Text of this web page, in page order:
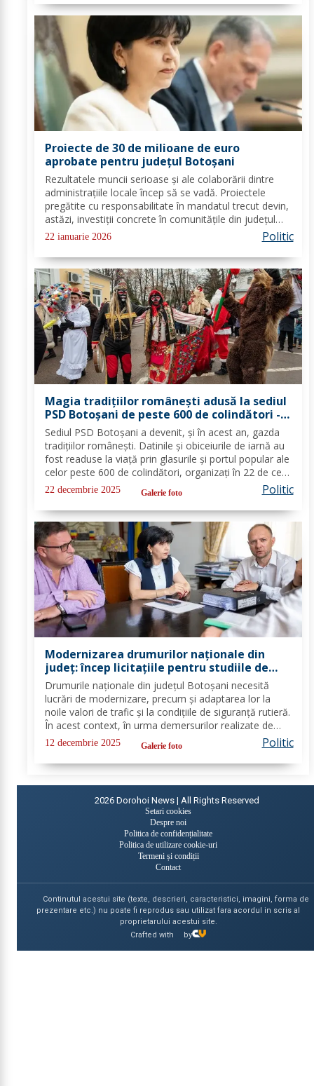
Proiecte de 30 de milioane de euro
aprobate pentru județul Botoșani
Rezultatele muncii serioase și ale colaborării dintre
administrațiile locale încep să se vadă. Proiectele
pregătite cu responsabilitate în mandatul trecut devin,
astăzi, investiții concrete în comunitățile din județul
Botoșani. Acestea vizează modernizarea iluminatului
22 ianuarie 2026 Politic
Magia tradițiilor românești adusă la sediul
PSD Botoșani de peste 600 de colindători -
FOTO
Sediul PSD Botoșani a devenit, și în acest an, gazda
tradițiilor românești. Datinile și obiceiurile de iarnă au
fost readuse la viață prin glasurile și portul popular ale
celor peste 600 de colindători, organizați în 22 de cete
din întreg județul. Îmbrăcați în costume autentice,
22 decembrie 2025 Galerie foto Politic
Modernizarea drumurilor naționale din
județ: încep licitațiile pentru studiile de
fezabilitate
Drumurile naționale din județul Botoșani necesită
lucrări de modernizare, precum și adaptarea lor la
noile valori de trafic și la condițiile de siguranță rutieră.
În acest context, în urma demersurilor realizate de
echipa PSD Botoșani, Direcția Regională de Drumuri
și Poduri Iași a scos la...
12 decembrie 2025 Galerie foto Politic
2026 Dorohoi News | All Rights Reserved
Setari cookies
Despre noi
Politica de confidențialitate
Politica de utilizare cookie-uri
Termeni și condiții
Contact
Continutul acestui site (texte, descrieri, caracteristici, imagini, forma de
prezentare etc.) nu poate fi reprodus sau utilizat fara acordul in scris al
proprietarului acestui site.
Crafted with
by